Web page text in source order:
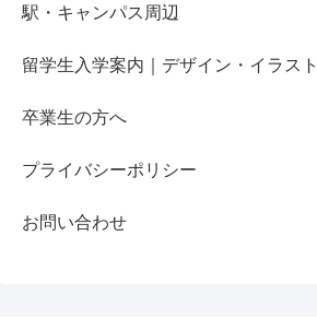
駅・キャンパス周辺
留学生入学案内｜デザイン・イラス
卒業生の方へ
プライバシーポリシー
お問い合わせ